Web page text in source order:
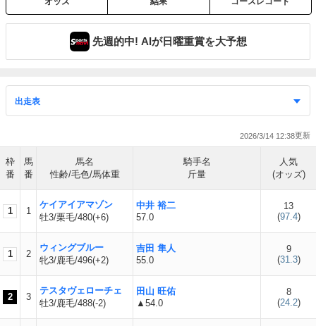
先週的中! AIが日曜重賞を大予想
2026/3/14 12:38
枠
番
馬
番
馬名
性齢/毛色/馬体重
騎手名
斤量
人気
(オッズ)
1 1
ケイアイアマゾン
牡3/栗毛/480(+6)
中井 裕二
57.0
13
(97.4)
1 2
ウィングブルー
牝3/鹿毛/496(+2)
吉田 隼人
55.0
9
(31.3)
2 3
テスタヴェローチェ
牡3/鹿毛/488(-2)
田山 旺佑
▲54.0
8
(24.2)